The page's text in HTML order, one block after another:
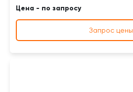
Цена - по запросу
Запрос цены